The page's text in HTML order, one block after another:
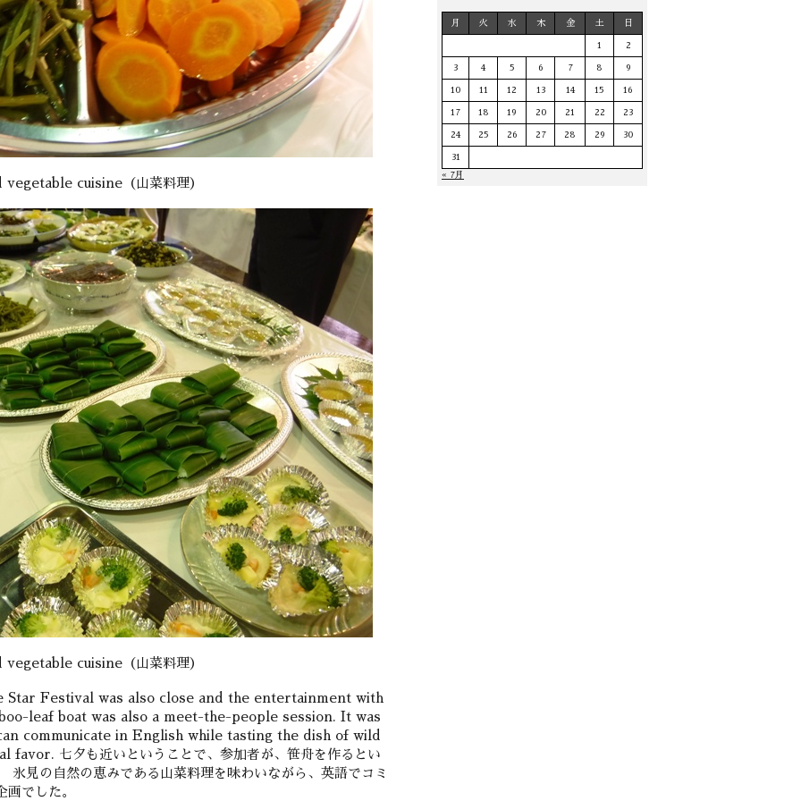
cuisine（山菜料理）
cuisine（山菜料理）
Festival was also close and the entertainment with
leaf boat was also a meet-the-people session. It was
communicate in English while tasting the dish of wild
七夕も近いということで、参加者が、笹舟を作るとい
氷見の自然の恵みである山菜料理を味わいながら、英語でコミ
でした。
月 火 水 木 金 土 日
1 2
3 4 5 6 7 8 9
10 11 12 13 14 15 16
17 18 19 20 21 22 23
24 25 26 27 28 29 30
31
« 7月